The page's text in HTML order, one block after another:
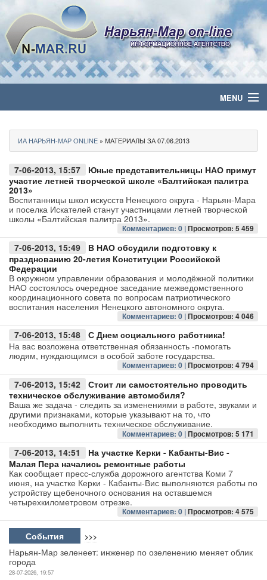
MENU
Политика
Бизнес
Общество
Медиа
Авто
Контакты
ИА НАРЬЯН-МАР ONLINE » МАТЕРИАЛЫ ЗА 07.06.2013
7-06-2013, 15:57
Юные представительницы НАО примут
участие летней творческой школе «Балтийская палитра
2013»
Воспитанницы школ искусств Ненецкого округа - Нарьян-Мара
и поселка Искателей станут участницами летней творческой
школы «Балтийская палитра 2013».
Комментариев: 0 |Просмотров: 5 459
7-06-2013, 15:49
В НАО обсудили подготовку к
празднованию 20-летия Конституции Российской
Федерации
В окружном управлении образования и молодёжной политики
НАО состоялось очередное заседание межведомственного
координационного совета по вопросам патриотического
воспитания населения Ненецкого автономного округа.
Комментариев: 0 |Просмотров: 4 046
7-06-2013, 15:48
С Днем социального работника!
На вас возложена ответственная обязанность -помогать
людям, нуждающимся в особой заботе государства.
Комментариев: 0 |Просмотров: 4 794
7-06-2013, 15:42
Стоит ли самостоятельно проводить
техническое обслуживание автомобиля?
Ваша же задача - следить за изменениями в работе, звуками и
другими признаками, которые указывают на то, что
необходимо выполнить техническое обслуживание.
Комментариев: 0 |Просмотров: 5 171
7-06-2013, 14:51
На участке Керки - Кабанты-Вис -
Малая Пера начались ремонтные работы
Как сообщает пресс-служба дорожного агентства Коми 7
июня, на участке Керки - Кабанты-Вис выполняются работы по
устройству щебеночного основания на оставшемся
четырехкилометровом отрезке.
Комментариев: 0 |Просмотров: 4 575
События >>>
Нарьян-Мар зеленеет: инженер по озеленению меняет облик
города
28-07-2026, 19:57